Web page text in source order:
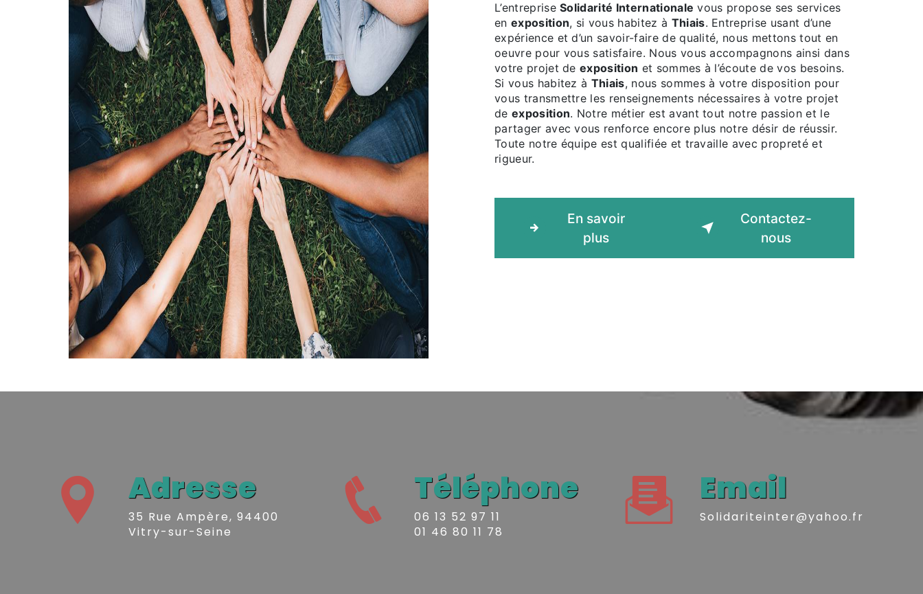
L’entrepriseSolidarité Internationale vous propose ses services
en exposition, si vous habitez à Thiais. Entreprise usant d’une
expérience et d’un savoir-faire de qualité, nous mettons tout en
oeuvre pour vous satisfaire. Nous vous accompagnons ainsi dans
votre projet deexposition et sommes à l’écoute de vos besoins.
Si vous habitez à Thiais, nous sommes à votre disposition pour
vous transmettre les renseignements nécessaires à votre projet
de exposition. Notre métier est avant tout notre passion et le
partager avec vous renforce encore plus notre désir de réussir.
Toute notre équipe est qualifiée et travaille avec propreté et
rigueur.
En savoir
plus
Contactez-
nous
Adresse
35 Rue Ampère, 94400
Vitry-sur-Seine
Téléphone
06 13 52 97 11
01 46 80 11 78
Email
solidariteinter@yahoo.fr